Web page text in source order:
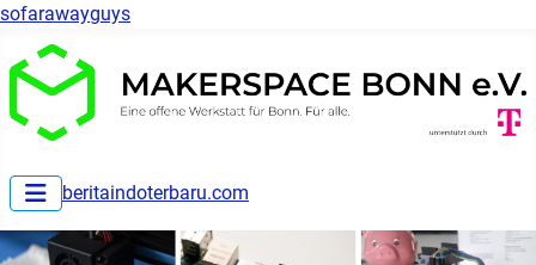
sofarawayguys
beritaindoterbaru.com